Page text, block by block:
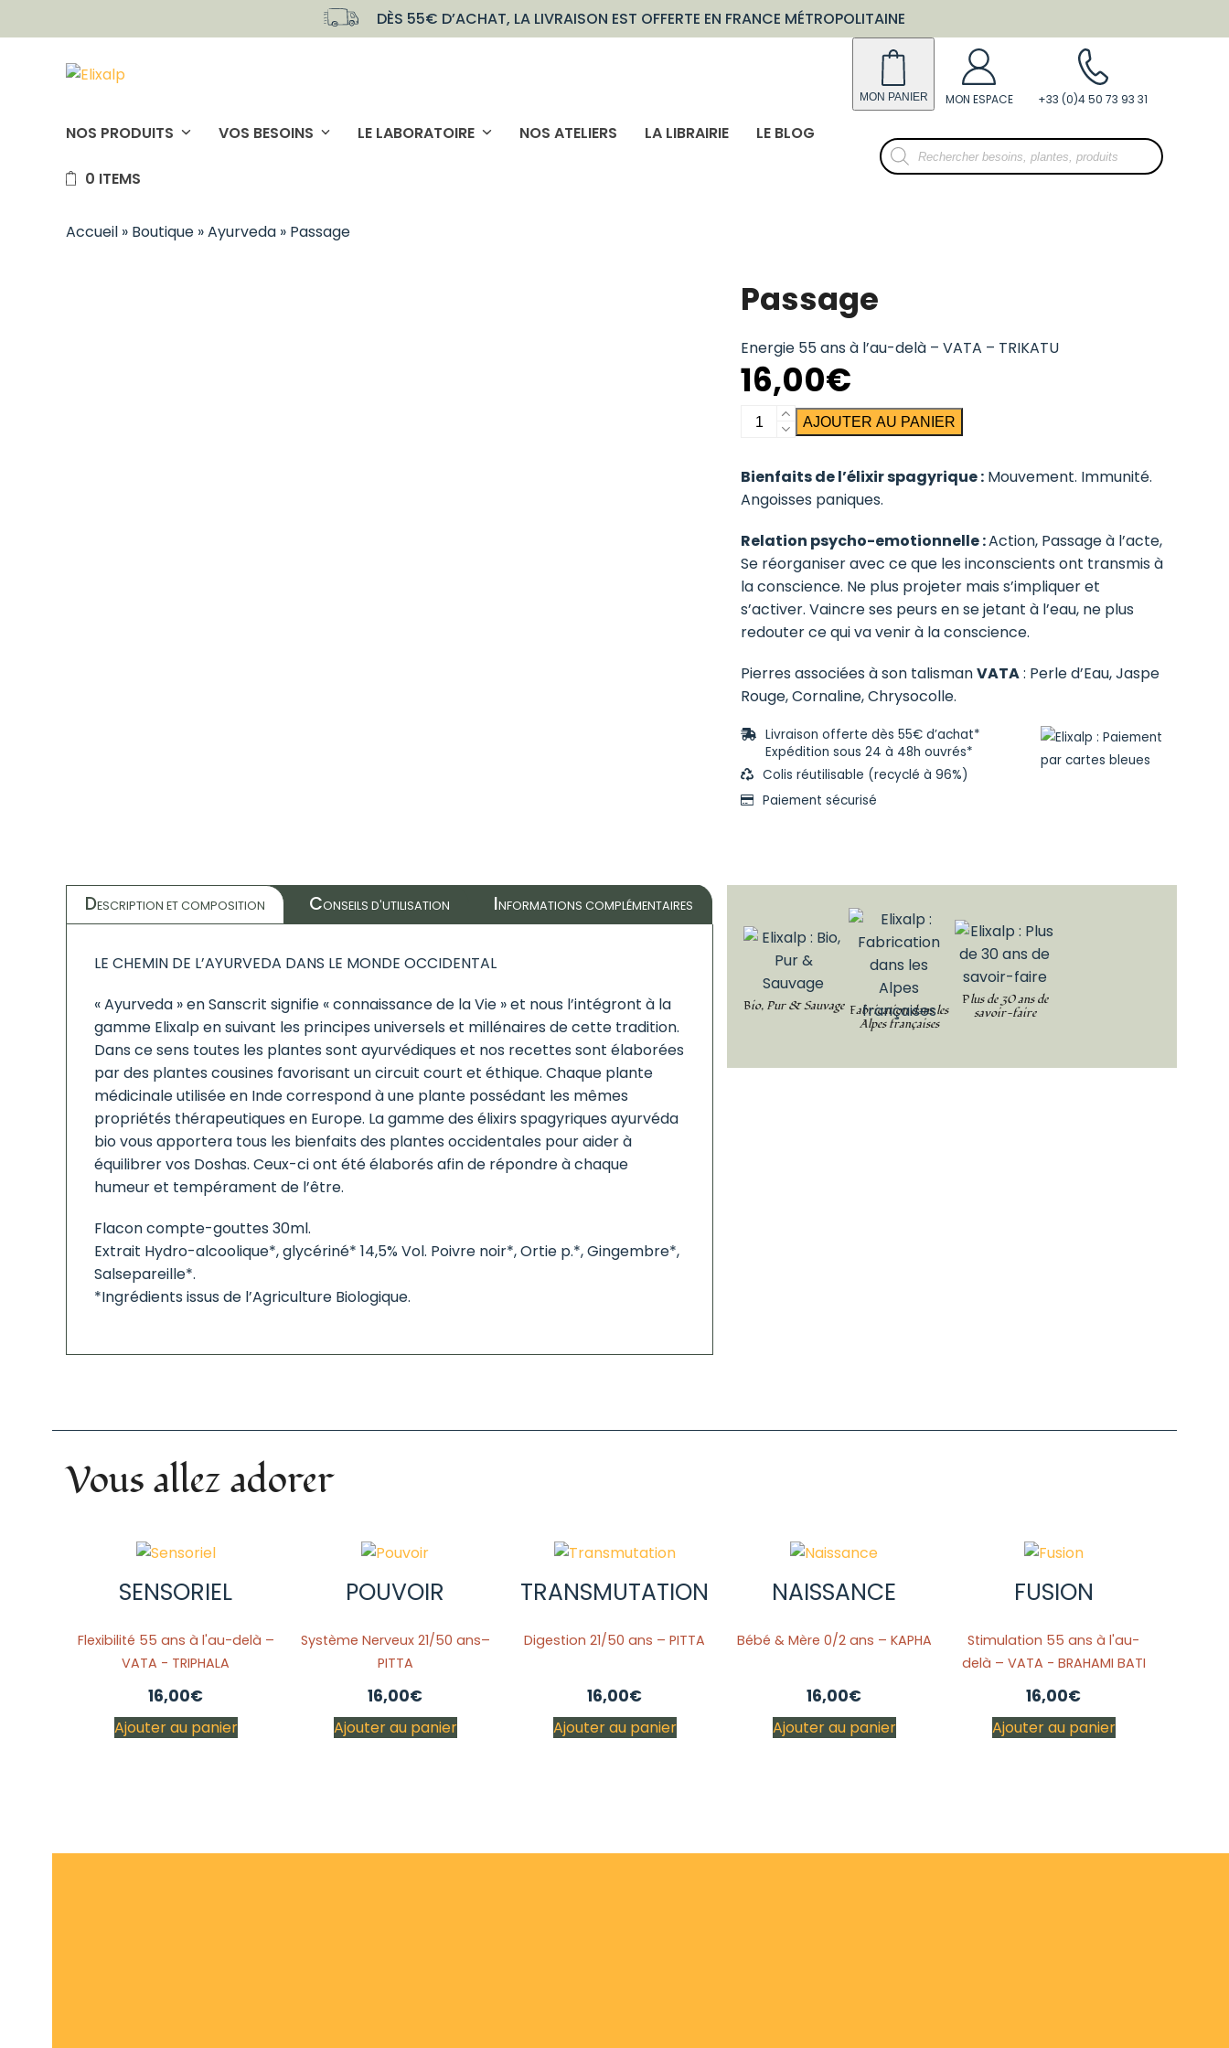
to
DÈS 55€ D’ACHAT, LA LIVRAISON EST OFFERTE EN FRANCE MÉTROPOLITAINE
NOS PRODUITS VOS BESOINS LE LABORATOIRE NOS ATELIERS LA LIBRAIRIE LE BLOG
0 ITEMS
Recherche
de
produits
Accueil » Boutique »Ayurveda » Passage
Passage
Energie 55 ans à l’au-delà – VATA – TRIKATU
16,00€
quantitéAJOUTER AU PANIER
Bienfaits de l’élixir spagyrique : Mouvement. Immunité.
Angoisses paniques.
Relation psycho-emotionnelle :Action, Passage à l’acte,
Se réorganiser avec ce que les inconscients ont transmis à
la conscience. Ne plus projeter mais s’impliquer et
s’activer. Vaincre ses peurs en se jetant à l’eau, ne plus
redouter ce qui va venir à la conscience.
Pierres associées à son talismanVATA: Perle d’Eau, Jaspe
Rouge, Cornaline, Chrysocolle.
Livraison offerte dès 55€ d’achat*
Expédition sous 24 à 48h ouvrés*
Colis réutilisable (recyclé à 96%)
Paiement sécurisé
DESCRIPTION ET COMPOSITION CONSEILS D'UTILISATION INFORMATIONS COMPLÉMENTAIRES
LE CHEMIN DE L’AYURVEDA DANS LE MONDE OCCIDENTAL
« Ayurveda » en Sanscrit signifie « connaissance de la Vie » et nous l’intégront à la
gamme Elixalp en suivant les principes universels et millénaires de cette tradition.
Dans ce sens toutes les plantes sont ayurvédiques et nos recettes sont élaborées
par des plantes cousines favorisant un circuit court et éthique. Chaque plante
médicinale utilisée en Inde correspond à une plante possédant les mêmes
propriétés thérapeutiques en Europe. La gamme des élixirs spagyriques ayurvéda
bio vous apportera tous les bienfaits des plantes occidentales pour aider à
équilibrer vos Doshas. Ceux-ci ont été élaborés afin de répondre à chaque
humeur et tempérament de l’être.
Flacon compte-gouttes 30ml.
Extrait Hydro-alcoolique*, glycériné* 14,5% Vol. Poivre noir*, Ortie p.*, Gingembre*,
Salsepareille*.
*Ingrédients issus de l’Agriculture Biologique.
Bio, Pur & Sauvage Fabrication dans les
Alpes françaises
Plus de 30 ans de
savoir-faire
Vous allez adorer
SENSORIEL
Flexibilité 55 ans à l'au-delà –
VATA - TRIPHALA
16,00€
Ajouter au panier
POUVOIR
Système Nerveux 21/50 ans–
PITTA
16,00€
Ajouter au panier
TRANSMUTATION
Digestion 21/50 ans – PITTA
16,00€
Ajouter au panier
NAISSANCE
Bébé & Mère 0/2 ans – KAPHA
16,00€
Ajouter au panier
FUSION
Stimulation 55 ans à l'au-
delà – VATA - BRAHAMI BATI
16,00€
Ajouter au panier